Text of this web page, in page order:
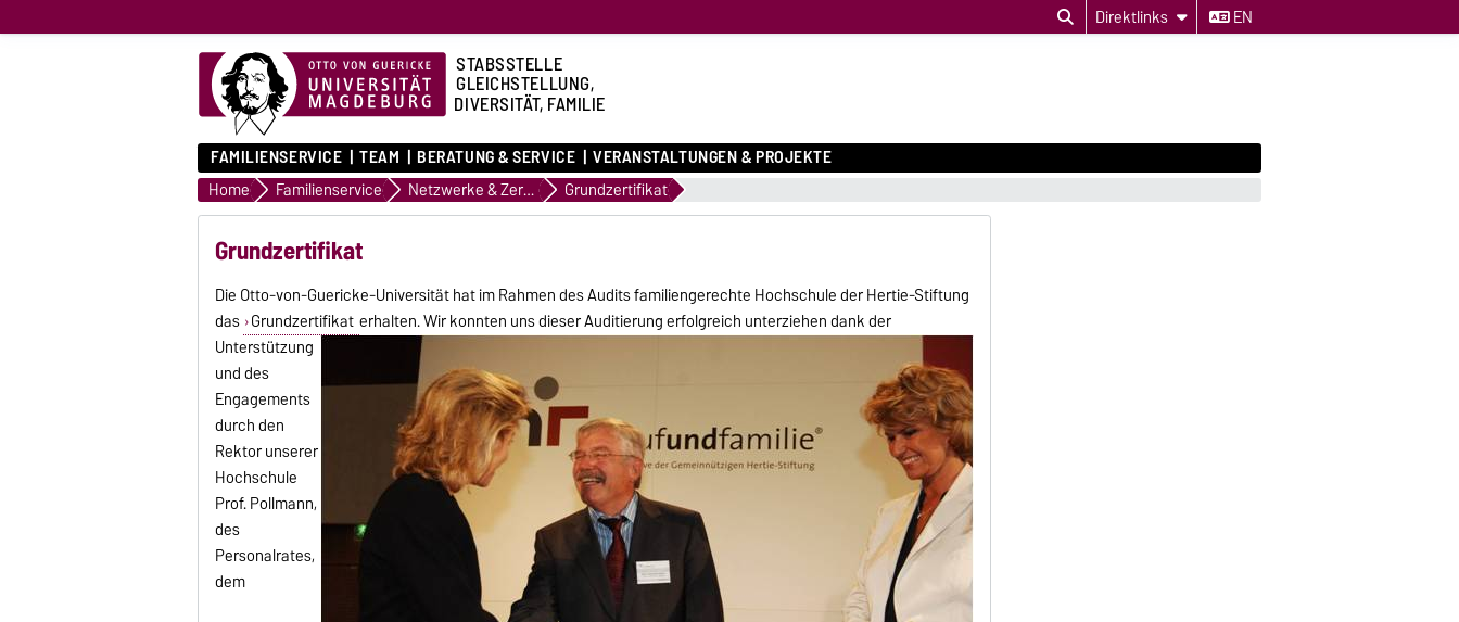
Direktlinks EN
STABSSTELLE
GLEICHSTELLUNG,
DIVERSITÄT, FAMILIE
FAMILIENSERVICE TEAM BERATUNG & SERVICE VERANSTALTUNGEN & PROJEKTE
Home Familienservice Netzwerke & Zertifikate Grundzertifikat
Grundzertifikat
Die Otto-von-Guericke-Universität hat im Rahmen des Audits familiengerechte Hochschule der Hertie-Stiftung
das Grundzertifikat erhalten. Wir konnten uns dieser Auditierung erfolgreich unterziehen dank der
Unterstützung
und des
Engagements
durch den
Rektor unserer
Hochschule
Prof. Pollmann,
des
Personalrates,
dem